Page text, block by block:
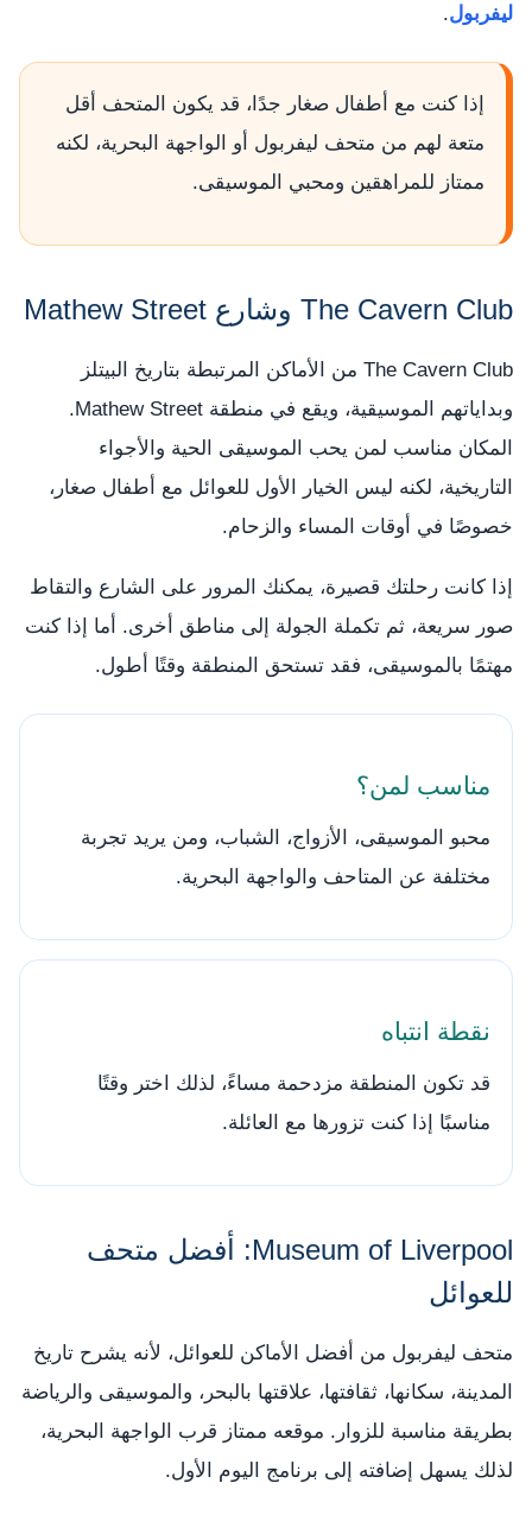
ليفربول.
إذا كنت مع أطفال صغار جدًا، قد يكون المتحف أقل
متعة لهم من متحف ليفربول أو الواجهة البحرية، لكنه
ممتاز للمراهقين ومحبي الموسيقى.
The Cavern Club وشارع Mathew Street
The Cavern Club من الأماكن المرتبطة بتاريخ البيتلز
وبداياتهم الموسيقية، ويقع في منطقة Mathew Street.
المكان مناسب لمن يحب الموسيقى الحية والأجواء
التاريخية، لكنه ليس الخيار الأول للعوائل مع أطفال صغار،
خصوصًا في أوقات المساء والزحام.
إذا كانت رحلتك قصيرة، يمكنك المرور على الشارع والتقاط
صور سريعة، ثم تكملة الجولة إلى مناطق أخرى. أما إذا كنت
مهتمًا بالموسيقى، فقد تستحق المنطقة وقتًا أطول.
مناسب لمن؟
محبو الموسيقى، الأزواج، الشباب، ومن يريد تجربة
مختلفة عن المتاحف والواجهة البحرية.
نقطة انتباه
قد تكون المنطقة مزدحمة مساءً، لذلك اختر وقتًا
مناسبًا إذا كنت تزورها مع العائلة.
Museum of Liverpool: أفضل متحف
للعوائل
متحف ليفربول من أفضل الأماكن للعوائل، لأنه يشرح تاريخ
المدينة، سكانها، ثقافتها، علاقتها بالبحر، والموسيقى والرياضة
بطريقة مناسبة للزوار. موقعه ممتاز قرب الواجهة البحرية،
لذلك يسهل إضافته إلى برنامج اليوم الأول.